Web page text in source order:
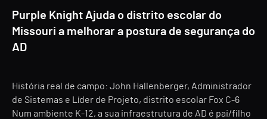
Purple Knight Ajuda o distrito escolar do
Missouri a melhorar a postura de segurança do
AD
História real de campo: John Hallenberger, Administrador
de Sistemas e Líder de Projeto, distrito escolar Fox C-6
Num ambiente K-12, a sua infraestrutura de AD é pai/filho